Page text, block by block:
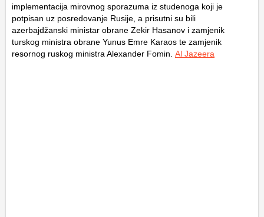
implementacija mirovnog sporazuma iz studenoga koji je
potpisan uz posredovanje Rusije, a prisutni su bili
azerbajdžanski ministar obrane Zekir Hasanov i zamjenik
turskog ministra obrane Yunus Emre Karaos te zamjenik
resornog ruskog ministra Alexander Fomin. Al Jazeera